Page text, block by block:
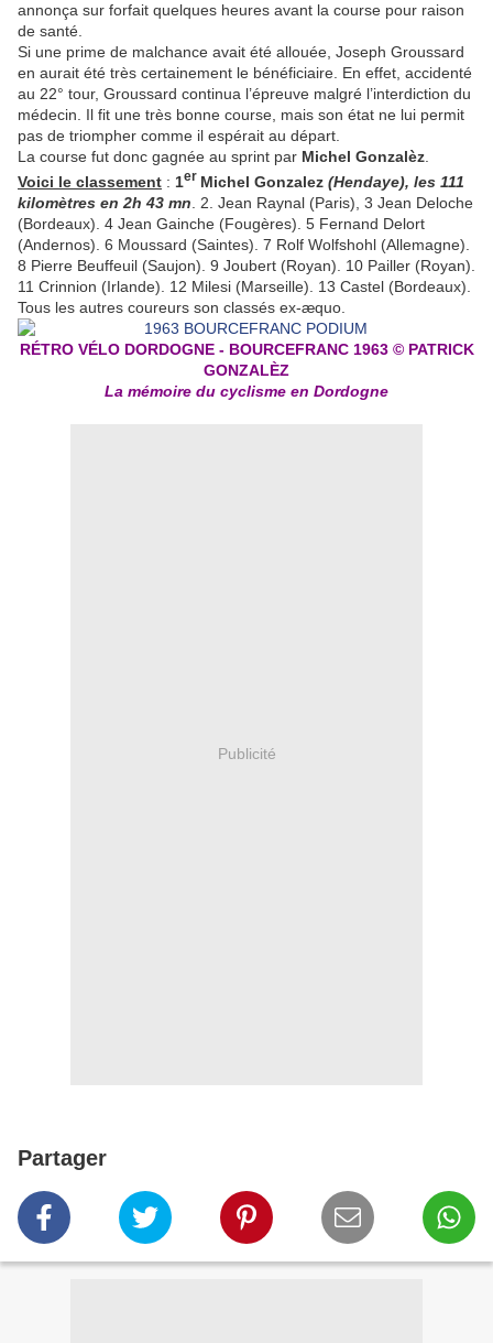
annonça sur forfait quelques heures avant la course pour raison
de santé.
Si une prime de malchance avait été allouée, Joseph Groussard
en aurait été très certainement le bénéficiaire. En effet, accidenté
au 22° tour, Groussard continua l’épreuve malgré l’interdiction du
médecin. Il fit une très bonne course, mais son état ne lui permit
pas de triompher comme il espérait au départ.
La course fut donc gagnée au sprint par Michel Gonzalèz
Voici le classement : 1er Michel Gonzalez (Hendaye), les 111
kilomètres en 2h 43 mn . 2. Jean Raynal (Paris), 3 Jean Deloche
(Bordeaux). 4 Jean Gainche (Fougères). 5 Fernand Delort
(Andernos). 6 Moussard (Saintes). 7 Rolf Wolfshohl (Allemagne).
8 Pierre Beuffeuil (Saujon). 9 Joubert (Royan). 10 Pailler (Royan).
11 Crinnion (Irlande). 12 Milesi (Marseille). 13 Castel (Bordeaux).
Tous les autres coureurs son classés ex-æquo.
RÉTRO VÉLO DORDOGNE - BOURCEFRANC 1963 © PATRICK
GONZALÈZ
La mémoire du cyclisme en Dordogne
Publicité
Partager